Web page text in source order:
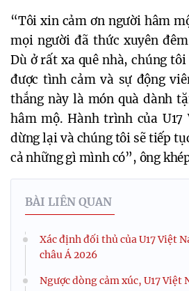
“Tôi xin cảm ơn người hâm
mọi người đã thức xuyên
Dù ở rất xa quê nhà, chúng
được tình cảm và sự động
thắng này là món quà dành
hâm mộ. Hành trình của U17
dừng lại và chúng tôi sẽ tiếp
cả những gì mình có”, ông
BÀI LIÊN QUAN
Xác định đối thủ của U17 Việt
châu Á 2026
Ngược dòng cảm xúc, U17 Việt